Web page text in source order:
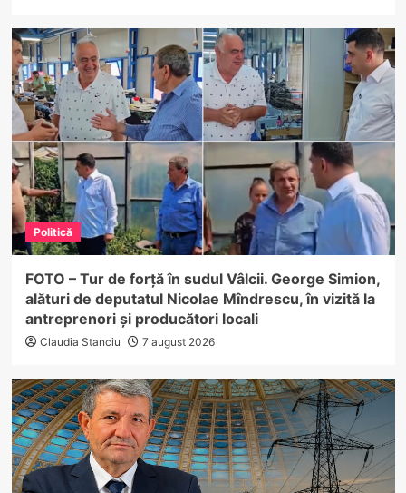
Politică
FOTO – Tur de forță în sudul Vâlcii. George Simion,
alături de deputatul Nicolae Mîndrescu, în vizită la
antreprenori și producători locali
Claudia Stanciu 7 august 2026